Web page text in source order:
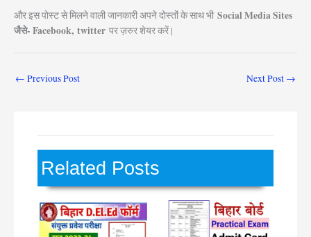
और इस पोस्ट से मिलने वाली जानकारी अपने दोस्तों के साथ भी Social Media Sites
जैसे- Facebook, twitter पर ज़रुर शेयर करें |
← Previous Post Next Post →
Related Posts